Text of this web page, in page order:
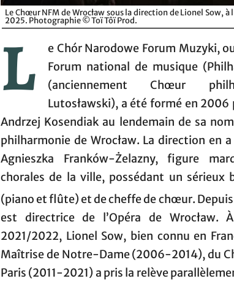
Le Chœur NFM de Wrocław sous la direction de Lionel Sow,
2025. Photographie © Toï Tôï Prod.
L
e Chór Narodowe Forum Muzyki,
Forum national de musique
(anciennement Chœur
Lutosławski), a été formé en 2006
Andrzej Kosendiak au lendemain de sa
philharmonie de Wrocław. La direction en
Agnieszka Franków-Żelazny, figure
chorales de la ville, possédant un sérieux
(piano et flûte) et de cheffe de chœur. Depuis
est directrice de l’Opéra de Wrocław.
2021/2022, Lionel Sow, bien connu en
Maîtrise de Notre-Dame (2006-2014), du
Paris (2011-2021) a pris la relève